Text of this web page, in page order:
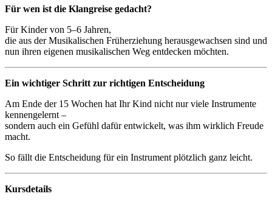
Für wen ist die Klangreise gedacht?
Für Kinder von 5–6 Jahren,
die aus der Musikalischen Früherziehung herausgewachsen sind und
nun ihren eigenen musikalischen Weg entdecken möchten.
Ein wichtiger Schritt zur richtigen Entscheidung
Am Ende der 15 Wochen hat Ihr Kind nicht nur viele Instrumente
kennengelernt –
sondern auch ein Gefühl dafür entwickelt, was ihm wirklich Freude
macht.
So fällt die Entscheidung für ein Instrument plötzlich ganz leicht.
Kursdetails